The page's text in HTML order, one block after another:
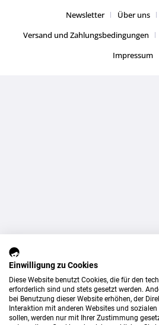
Newsletter Über uns
Versand und Zahlungsbedingungen
Impressum
Einwilligung zu Cookies
Diese Website benutzt Cookies, die für den
erforderlich sind und stets gesetzt werden.
bei Benutzung dieser Website erhöhen, der
Interaktion mit anderen Websites und
sollen, werden nur mit Ihrer Zustimmung